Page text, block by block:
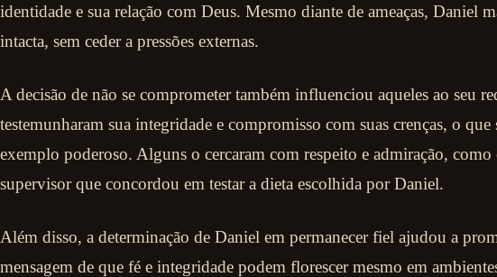
identidade e sua relação com Deus. Mesmo diante de ameaças, Daniel
intacta, sem ceder a pressões externas.
A decisão de não se comprometer também influenciou aqueles ao seu
testemunharam sua integridade e compromisso com suas crenças, o
exemplo poderoso. Alguns o cercaram com respeito e admiração, como
supervisor que concordou em testar a dieta escolhida por Daniel.
Além disso, a determinação de Daniel em permanecer fiel ajudou a
mensagem de que fé e integridade podem florescer mesmo em